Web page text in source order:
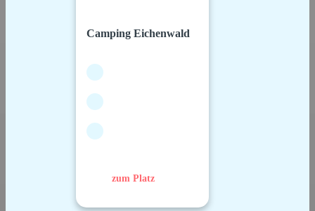
Camping Eichenwald
zum Platz